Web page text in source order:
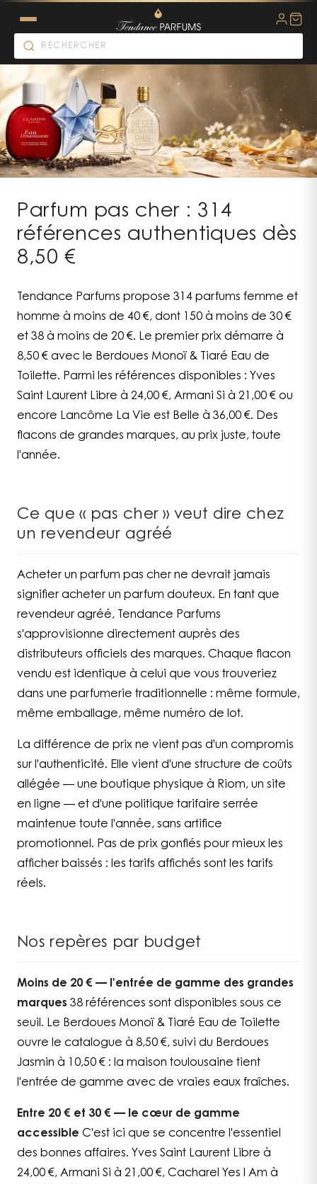
Parfum pas cher : 314
références authentiques dès
8,50 €
Tendance Parfums propose 314 parfums femme et
homme à moins de 40 €, dont 150 à moins de 30 €
et 38 à moins de 20 €. Le premier prix démarre à
8,50 € avec le Berdoues Monoï & Tiaré Eau de
Toilette. Parmi les références disponibles : Yves
Saint Laurent Libre à 24,00 €, Armani Si à 21,00 € ou
encore Lancôme La Vie est Belle à 36,00 €. Des
flacons de grandes marques, au prix juste, toute
l'année.
Ce que « pas cher » veut dire chez
un revendeur agréé
Acheter un parfum pas cher ne devrait jamais
signifier acheter un parfum douteux. En tant que
revendeur agréé, Tendance Parfums
s'approvisionne directement auprès des
distributeurs officiels des marques. Chaque flacon
vendu est identique à celui que vous trouveriez
dans une parfumerie traditionnelle : même formule,
même emballage, même numéro de lot.
La différence de prix ne vient pas d'un compromis
sur l'authenticité. Elle vient d'une structure de coûts
allégée — une boutique physique à Riom, un site
en ligne — et d'une politique tarifaire serrée
maintenue toute l'année, sans artifice
promotionnel. Pas de prix gonflés pour mieux les
afficher baissés : les tarifs affichés sont les tarifs
réels.
Nos repères par budget
Moins de 20 € — l'entrée de gamme des grandes
marques 38 références sont disponibles sous ce
seuil. Le Berdoues Monoï & Tiaré Eau de Toilette
ouvre le catalogue à 8,50 €, suivi du Berdoues
Jasmin à 10,50 € : la maison toulousaine tient
l'entrée de gamme avec de vraies eaux fraîches.
Entre 20 € et 30 € — le cœur de gamme
accessible C'est ici que se concentre l'essentiel
des bonnes affaires. Yves Saint Laurent Libre à
24,00 €, Armani Si à 21,00 €, Cacharel Yes I Am à